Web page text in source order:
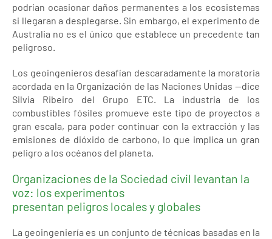
podrían ocasionar daños permanentes a los ecosistemas
si llegaran a desplegarse. Sin embargo, el experimento de
Australia no es el único que establece un precedente tan
peligroso.
Los geoingenieros desafían descaradamente la moratoria
acordada en la Organización de las Naciones Unidas —dice
Silvia Ribeiro del Grupo ETC. La industria de los
combustibles fósiles promueve este tipo de proyectos a
gran escala, para poder continuar con la extracción y las
emisiones de dióxido de carbono, lo que implica un gran
peligro a los océanos del planeta.
Organizaciones de la Sociedad civil levantan la
voz: los experimentos
presentan peligros locales y globales
La geoingeniería es un conjunto de técnicas basadas en la